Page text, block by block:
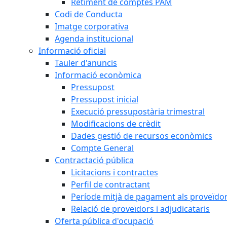
Codi de Conducta
Imatge corporativa
Agenda institucional
Informació oficial
Tauler d'anuncis
Informació econòmica
Pressupost
Pressupost inicial
Execució pressupostària trimestral
Modificacions de crèdit
Dades gestió de recursos econòmics
Compte General
Contractació pública
Licitacions i contractes
Perfil de contractant
Període mitjà de pagament als
Relació de proveïdors i adjudicataris
Oferta pública d'ocupació